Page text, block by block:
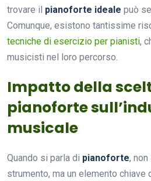
trovare il pianoforte ideale può
Comunque, esistono tantissime
tecniche di esercizio per pianisti,
musicisti nel loro percorso.
Impatto della
pianoforte
musicale
Quando si parla di pianoforte,
strumento, ma un elemento chiave